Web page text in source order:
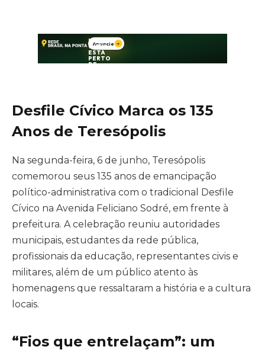
Desfile Cívico Marca os 135
Anos de Teresópolis
Na segunda-feira, 6 de junho, Teresópolis
comemorou seus 135 anos de emancipação
político-administrativa com o tradicional Desfile
Cívico na Avenida Feliciano Sodré, em frente à
prefeitura. A celebração reuniu autoridades
municipais, estudantes da rede pública,
profissionais da educação, representantes civis e
militares, além de um público atento às
homenagens que ressaltaram a história e a cultura
locais.
“Fios que entrelaçam”: um